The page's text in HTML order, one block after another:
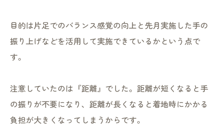
目的は片足でのバランス感覚の向上と先月実施した手の
振り上げなどを活用して実施できているかという点で
す。
注意していたのは『距離』でした。距離が短くなると手
の振りが不要になり、距離が長くなると着地時にかかる
負担が大きくなってしまうからです。